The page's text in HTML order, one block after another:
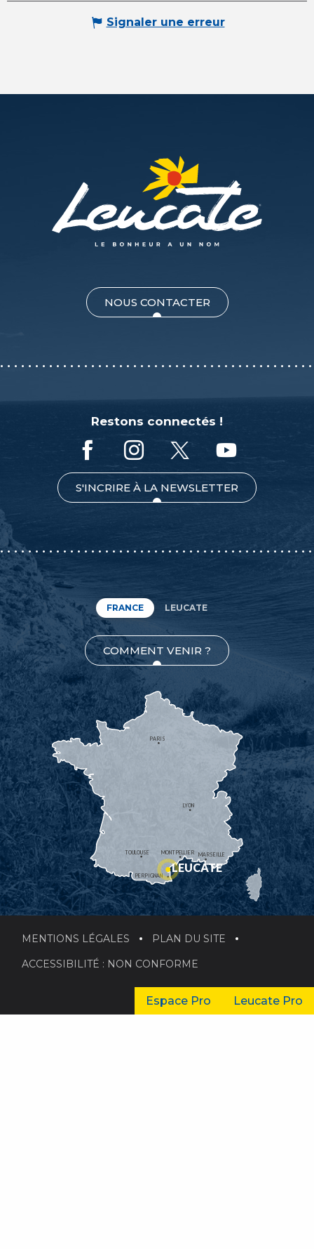
Signaler une erreur
NOUS CONTACTER
Restons connectés !
S'INCRIRE À LA NEWSLETTER
FRANCE LEUCATE
COMMENT VENIR ?
MONTPELLIER
PERPIGNAN
MARSEILLE
TOULOUSE
LYON
PARIS
LEUCATE
MENTIONS LÉGALES PLAN DU SITE
ACCESSIBILITÉ : NON CONFORME
Espace Pro Leucate Pro